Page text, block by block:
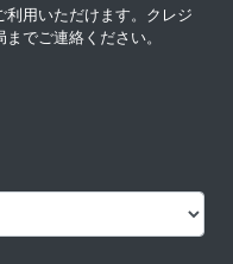
用いただけます。クレジ
でご連絡ください。